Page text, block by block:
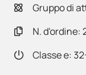
Gruppo di
N. d'ordine:
Classe e: